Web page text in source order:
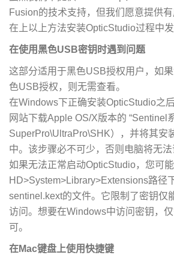
Fusion的技术支持，但我们愿意提供
在上以上方法安装OpticStudio过程中发
在使用黑色USB密钥时遇到问题
这部分适用于黑色USB授权用户，如
色USB授权，则无需查看。
在Windows下正确安装OpticStudio之
网站下载Apple OS/X版本的 “Sentinel
SuperPro\UltraPro\SHK），并将其安
中。该步骤必不可少，否则电脑将无法
如果无法正常启动OpticStudio，您可
HD>System>Library>Extensions路径
sentinel.kext的文件。它限制了密钥仅
访问。想要在Windows中访问密钥，
可。
在Mac键盘上使用快捷键